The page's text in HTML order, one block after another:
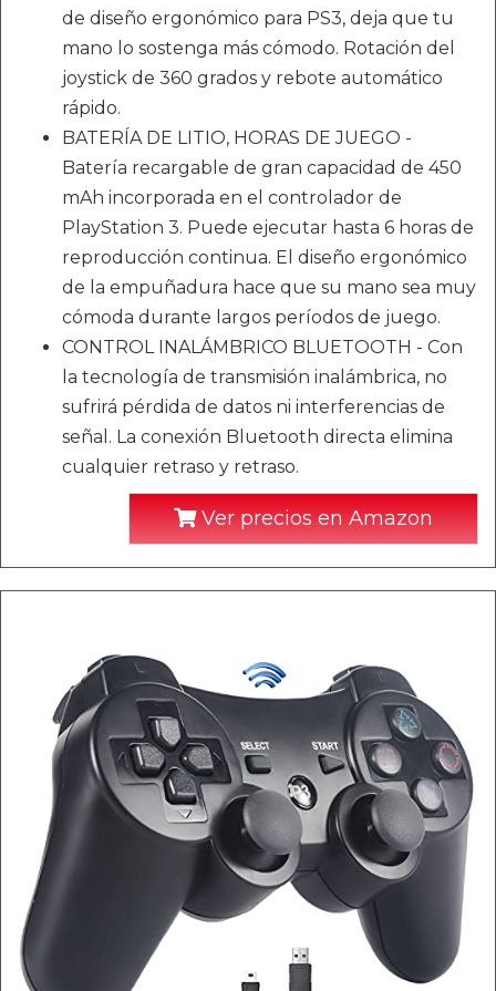
de diseño ergonómico para PS3, deja que tu
mano lo sostenga más cómodo. Rotación del
joystick de 360 ​​grados y rebote automático
rápido.
BATERÍA DE LITIO, HORAS DE JUEGO -
Batería recargable de gran capacidad de 450
mAh incorporada en el controlador de
PlayStation 3. Puede ejecutar hasta 6 horas de
reproducción continua. El diseño ergonómico
de la empuñadura hace que su mano sea muy
cómoda durante largos períodos de juego.
CONTROL INALÁMBRICO BLUETOOTH - Con
la tecnología de transmisión inalámbrica, no
sufrirá pérdida de datos ni interferencias de
señal. La conexión Bluetooth directa elimina
cualquier retraso y retraso.
Ver precios en Amazon